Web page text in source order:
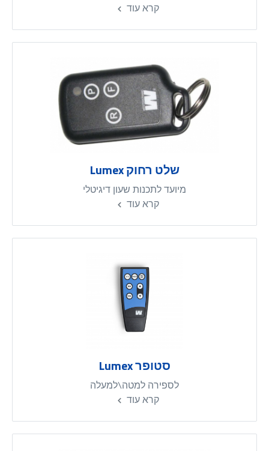
קרא עוד
שלט רחוק Lumex
מיועד לתכנות שעון דיגיטלי
קרא עוד
סטופר Lumex
לספירה למטה\למעלה
קרא עוד